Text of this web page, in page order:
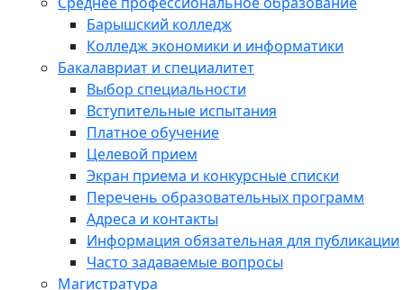
Барышский колледж
Колледж экономики и информатики
Бакалавриат и специалитет
Выбор специальности
Вступительные испытания
Платное обучение
Целевой прием
Экран приема и конкурсные списки
Перечень образовательных программ
Адреса и контакты
Информация обязательная для публикации
Часто задаваемые вопросы
Магистратура